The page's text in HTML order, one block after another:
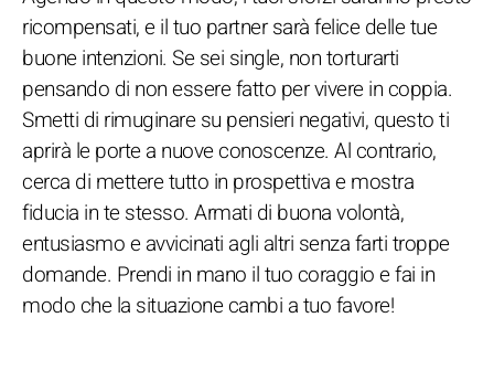
ricompensati, e il tuo partner sarà felice delle tue
buone intenzioni. Se sei single, non torturarti
pensando di non essere fatto per vivere in coppia.
Smetti di rimuginare su pensieri negativi, questo ti
aprirà le porte a nuove conoscenze. Al contrario,
cerca di mettere tutto in prospettiva e mostra
fiducia in te stesso. Armati di buona volontà,
entusiasmo e avvicinati agli altri senza farti troppe
domande. Prendi in mano il tuo coraggio e fai in
modo che la situazione cambi a tuo favore!